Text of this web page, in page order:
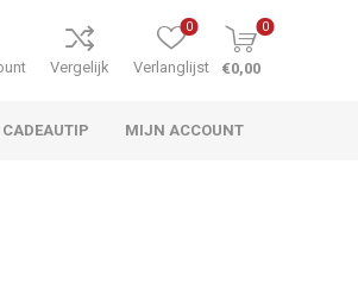
Vergelijk Verlanglijst
0 0
€0,00
CADEAUTIP MIJN ACCOUNT